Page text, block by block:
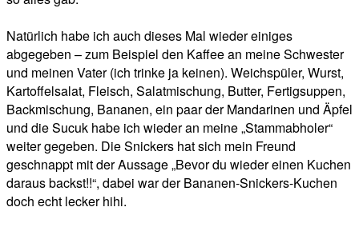
Natürlich habe ich auch dieses Mal wieder einiges
abgegeben – zum Beispiel den Kaffee an meine Schwester
und meinen Vater (ich trinke ja keinen). Weichspüler, Wurst,
Kartoffelsalat, Fleisch, Salatmischung, Butter, Fertigsuppen,
Backmischung, Bananen, ein paar der Mandarinen und Äpfel
und die Sucuk habe ich wieder an meine „Stammabholer“
weiter gegeben. Die Snickers hat sich mein Freund
geschnappt mit der Aussage „Bevor du wieder einen Kuchen
daraus backst!!“, dabei war der Bananen-Snickers-Kuchen
doch echt lecker hihi.